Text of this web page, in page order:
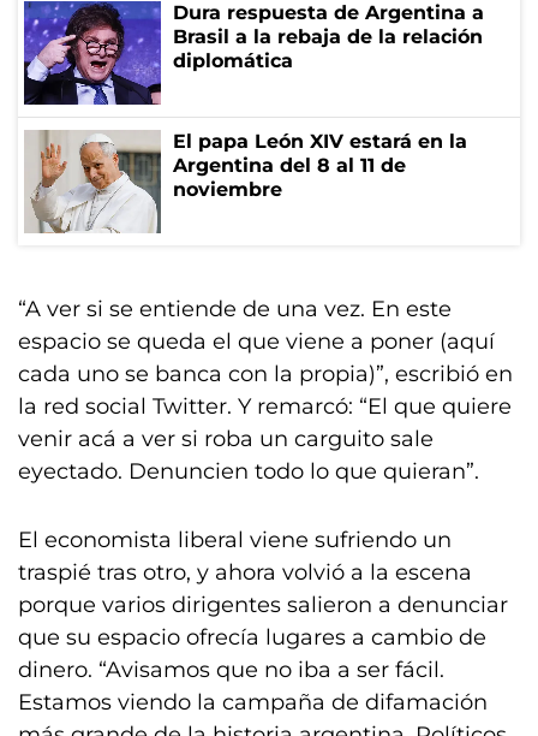
Dura respuesta de Argentina a
Brasil a la rebaja de la relación
diplomática
El papa León XIV estará en la
Argentina del 8 al 11 de
noviembre
“A ver si se entiende de una vez. En este
espacio se queda el que viene a poner (aquí
cada uno se banca con la propia)”, escribió en
la red social Twitter. Y remarcó: “El que quiere
venir acá a ver si roba un carguito sale
eyectado. Denuncien todo lo que quieran”.
El economista liberal viene sufriendo un
traspié tras otro, y ahora volvió a la escena
porque varios dirigentes salieron a denunciar
que su espacio ofrecía lugares a cambio de
dinero. “Avisamos que no iba a ser fácil.
Estamos viendo la campaña de difamación